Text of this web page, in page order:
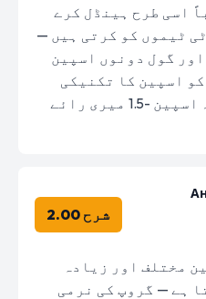
اسی طرح ہینڈل کرے
ٹیموں کو کرتی ہیں —
گول دونوں اسپین
اسپین کا تکنیکی
فٹبال ناقابلِ حل ہوگا۔ اسپین -1.5 میری رائے
شرح 2.00
مختلف اور زیادہ
ہے — گروپ کی نرمی